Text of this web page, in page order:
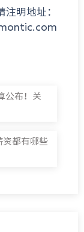
注明地址：
公布！关
资都有哪些